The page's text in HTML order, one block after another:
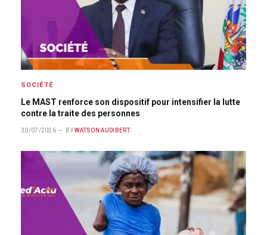
SOCIÉTÉ
Le MAST renforce son dispositif pour intensifier la lutte
contre la traite des personnes
30/07/2026 BY WATSON AUDIBERT